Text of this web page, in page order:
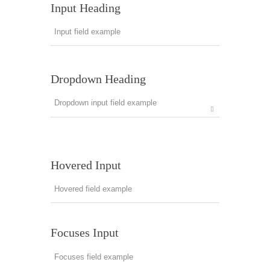
Input Heading
Dropdown Heading
Hovered Input
Focuses Input